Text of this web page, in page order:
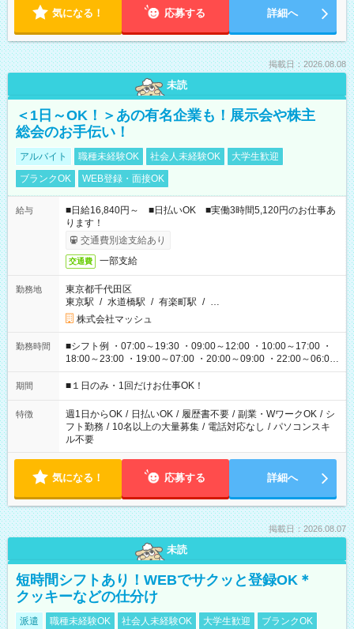
気になる！ 応募する 詳細へ
掲載日：2026.08.08
未読
＜1日～OK！＞あの有名企業も！展示会や株主
総会のお手伝い！
アルバイト 職種未経験OK 社会人未経験OK
大学生歓迎
ブランクOK
WEB登録・面接OK
給与
■日給16,840円～ ■日払いOK ■実働3時間5,120円のお仕事あ
ります！
交通費別途支給あり
交通費 一部支給
勤務地
東京都千代田区
東京駅 / 水道橋駅 / 有楽町駅 / …
株式会社マッシュ
勤務時間
■シフト例 ・07:00～19:30 ・09:00～12:00 ・10:00～17:00 ・
18:00～23:00 ・19:00～07:00 ・20:00～09:00 ・22:00～06:00
etc ★最短で3時間で5,120円のお仕事から 15時間で2万円近く稼
げるお仕事も！ ご希望のお時間に合わせてご紹介！ ※シフトは
ください！
期間 ■１日のみ・1回だけお仕事OK！
特徴 週1日からOK / 日払いOK / 履歴書不要 / 副業・WワークOK / シ
フト勤務 / 10名以上の大量募集 / 電話対応なし / パソコンスキ
ル不要
気になる！ 応募する 詳細へ
掲載日：2026.08.07
未読
短時間シフトあり！WEBでサクッと登録OK＊
クッキーなどの仕分け
派遣 職種未経験OK 社会人未経験OK 大学生歓迎 ブランクOK